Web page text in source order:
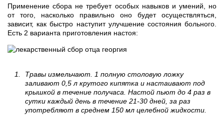
Применение сбора не требует особых навыков и умений, но
от того, насколько правильно оно будет осуществляться,
зависит, как быстро наступит улучшение состояния больного.
Есть 2 варианта приготовления настоя:
Травы измельчают. 1 полную столовую ложку
заливают 0,5 л крутого кипятка и настаивают под
крышкой в течение получаса. Настой пьют до 4 раз в
сутки каждый день в течение 21-30 дней, за раз
употребляют в среднем 150 мл целебной жидкости.